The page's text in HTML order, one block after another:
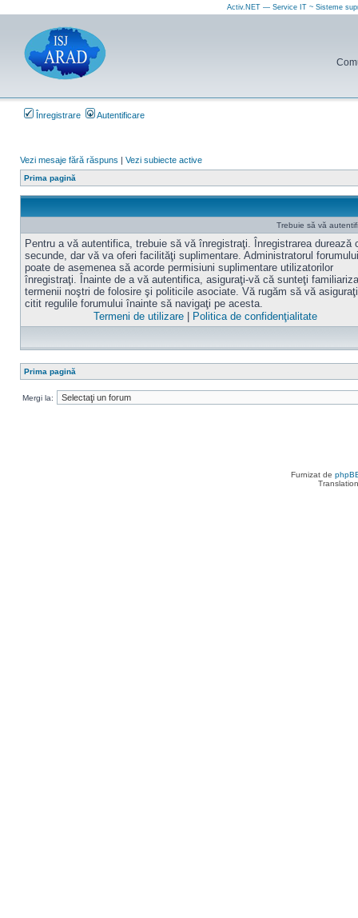
Activ.NET — Service IT ~ Sisteme
Înregistrare Autentificare
Vezi mesaje fără răspuns | Vezi subiecte active
Prima pagină
Trebuie să vă
Pentru a vă autentifica, trebuie să vă înregistraţi. Înregistrarea durează
secunde, dar vă va oferi facilităţi suplimentare. Administratorul forumului
poate de asemenea să acorde permisiuni suplimentare utilizatorilor
înregistraţi. Înainte de a vă autentifica, asiguraţi-vă că sunteţi
termenii noştri de folosire şi politicile asociate. Vă rugăm să vă
citit regulile forumului înainte să navigaţi pe acesta.
Termeni de utilizare
Politica de confidenţialitate
Prima pagină
Mergi la:
Furnizat de